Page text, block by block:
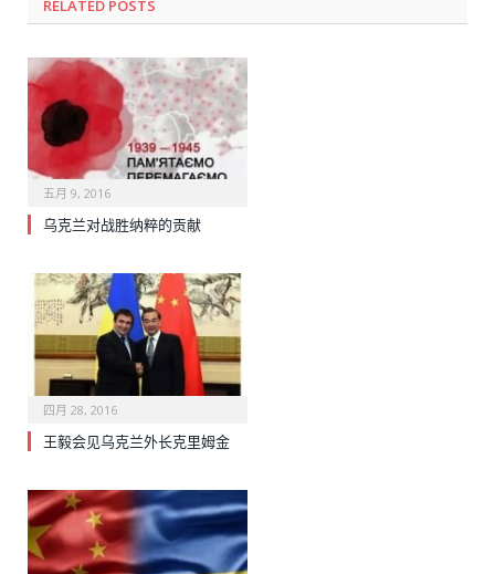
RELATED POSTS
五月 9, 2016
乌克兰对战胜纳粹的贡献
四月 28, 2016
王毅会见乌克兰外长克里姆金